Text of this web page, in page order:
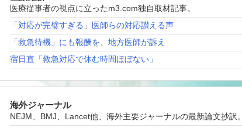
医療従事者の視点に立ったm3.com独自取材記事。
「対応が完璧すぎる」医師らの対応讃える声
「救急待機」にも報酬を、地方医師が訴え
宿日直「救急対応で休む時間ほぼない」
海外ジャーナル
NEJM、BMJ、Lancet他、海外主要ジャーナルの最新論文抄訳。